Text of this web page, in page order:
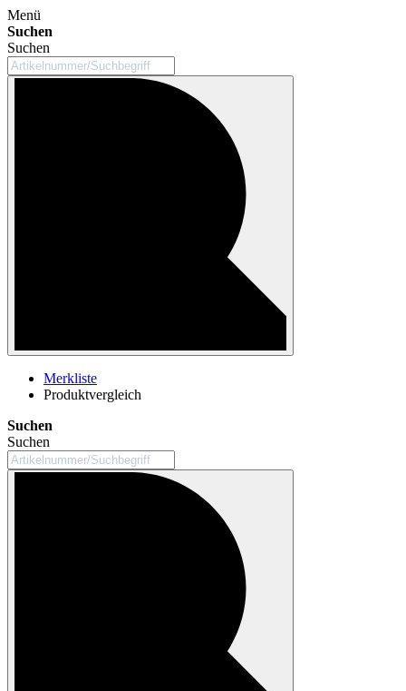
Menü
Suchen
Suchen
Merkliste
Produktvergleich
Suchen
Suchen